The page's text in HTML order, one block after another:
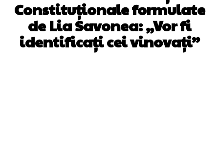
Constituționale formulate
de Lia Savonea: „Vor fi
identificați cei vinovați”